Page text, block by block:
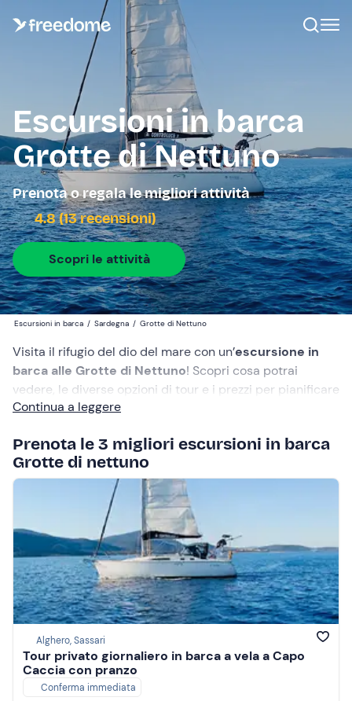
Escursioni in barca
Grotte di Nettuno
Prenota o regala le migliori attività
4.8 (13 recensioni)
Scopri le attività
Escursioni in barca / Sardegna / Grotte di Nettuno
Visita il rifugio del dio del mare con un’escursione in
barca alle Grotte di Nettuno! Scopri cosa potrai
vedere, le diverse opzioni di tour e i prezzi per pianificare
al meglio la tua gita in barca e
Continua a leggere
Prenota le 3 migliori escursioni in barca
Grotte di nettuno
Alghero, Sassari
Tour privato giornaliero in barca a vela a Capo
Caccia con pranzo
Conferma immediata